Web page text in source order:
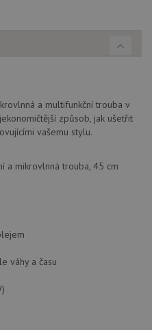
a multifunkční trouba v
způsob, jak ušetřit
vašemu stylu.
a mikrovlnná trouba, 45 cm
váhy a času